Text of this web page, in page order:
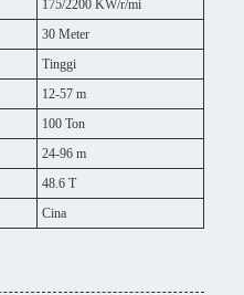
175/2200 KW/r/mi
30 Meter
Tinggi
12-57 m
100 Ton
24-96 m
48.6 T
Cina